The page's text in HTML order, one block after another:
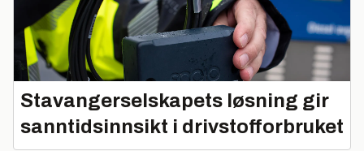
Stavangerselskapets løsning gir
sanntidsinnsikt i drivstofforbruket